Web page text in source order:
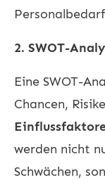
2. SWOT-
Eine SWOT-
Chancen,
werden nicht
Schwächen,